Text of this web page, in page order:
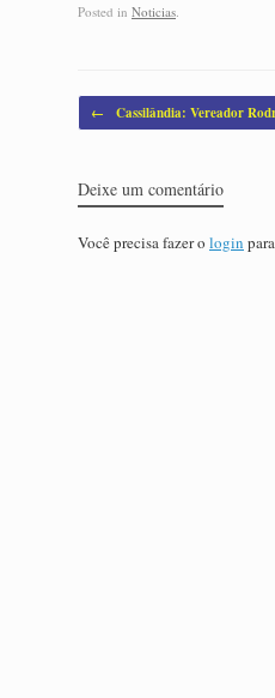
Posted in Noticias
Post navigation
← Cassilândia: Vereador
Deixe um comentário
Você precisa fazer o login